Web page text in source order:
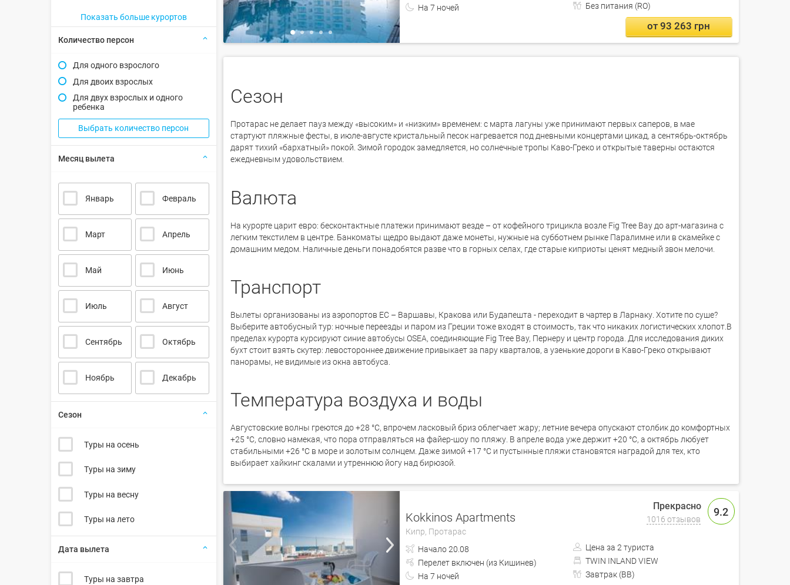
Показать больше курортов
Количество персон
Для одного взрослого
Для двоих взрослых
Для двух взрослых и одного
ребенка
Выбрать количество персон
Месяц вылета
Январь Февраль
Март Апрель
Май Июнь
Июль Август
Сентябрь Октябрь
Ноябрь Декабрь
Сезон
Туры на осень
Туры на зиму
Туры на весну
Туры на лето
Дата вылета
Туры на завтра
На7 ночей
Без питания (RO)
от 93 263 грн
Сезон
Протарас не делает пауз между «высоким» и «низким» временем: с марта лагуны уже принимают первых саперов, в мае
стартуют пляжные фесты, в июле-августе кристальный песок нагревается под дневными концертами цикад, а сентябрь-октябрь
дарят тихий «бархатный» покой. Зимой городок замедляется, но солнечные тропы Каво-Греко и открытые таверны остаются
ежедневным удовольствием.
Валюта
На курорте царит евро: бесконтактные платежи принимают везде – от кофейного трицикла возле Fig Tree Bay до арт-магазина с
легким текстилем в центре. Банкоматы щедро выдают даже монеты, нужные на субботнем рынке Паралимне или в скамейке с
домашним медом. Наличные деньги понадобятся разве что в горных селах, где старые киприоты ценят медный звон мелочи.
Транспорт
Вылеты организованы из аэропортов ЕС – Варшавы, Кракова или Будапешта - переходит в чартер в Ларнаку. Хотите по суше?
Выберите автобусный тур: ночные переезды и паром из Греции тоже входят в стоимость, так что никаких логистических хлопот.В
пределах курорта курсируют синие автобусы OSEA, соединяющие Fig Tree Bay, Пернеру и центр города. Для исследования диких
бухт стоит взять скутер: левостороннее движение привыкает за пару кварталов, а узенькие дороги в Каво-Греко открывают
панорамы, не видимые из окна автобуса.
Температура воздуха и воды
Августовские волны греются до +28 °C, впрочем ласковый бриз облегчает жару; летние вечера опускают столбик до комфортных
+25 °C, словно намекая, что пора отправляться на файер-шоу по пляжу. В апреле вода уже держит +20 °C, а октябрь любует
стабильными +26 °C в море и золотым солнцем. Даже зимой +17 °C и пустынные пляжи становятся наградой для тех, кто
выбирает хайкинг скалами и утреннюю йогу над бирюзой.
9.2
1016 отзывов
Kokkinos Apartments
Кипр, Протарас
Начало20.08
Перелет включен (из Кишинев)
На7 ночей
Цена за 2 туриста
TWIN INLAND VIEW
Завтрак (BB)